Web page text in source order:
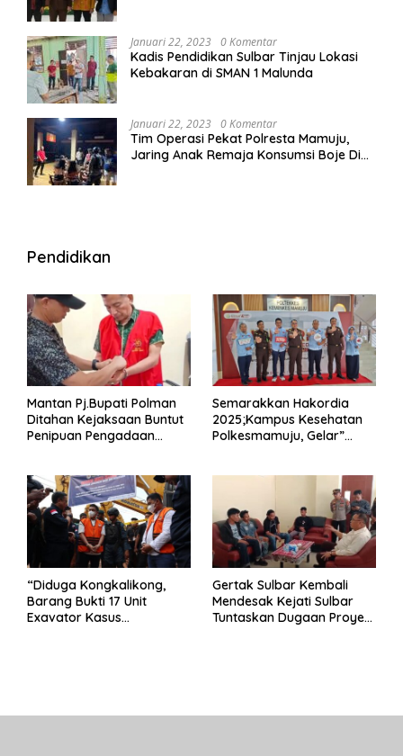
Januari 22, 2023 0 Komentar
Kadis Pendidikan Sulbar Tinjau Lokasi
Kebakaran di SMAN 1 Malunda
Januari 22, 2023 0 Komentar
Tim Operasi Pekat Polresta Mamuju,
Jaring Anak Remaja Konsumsi Boje Di
Pendidikan
Mantan Pj.Bupati Polman
Ditahan Kejaksaan Buntut
Penipuan Pengadaan
Semarakkan Hakordia
2025;Kampus Kesehatan
Polkesmamuju, Gelar”
“Diduga Kongkalikong,
Barang Bukti 17 Unit
Exavator Kasus
Gertak Sulbar Kembali
Mendesak Kejati Sulbar
Tuntaskan Dugaan Proyek